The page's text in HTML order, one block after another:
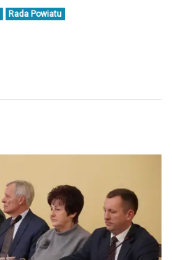
Rada Powiatu